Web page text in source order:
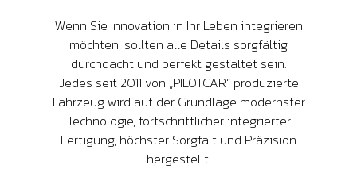
Wenn Sie Innovation in Ihr Leben integrieren
möchten, sollten alle Details sorgfältig
durchdacht und perfekt gestaltet sein.
Jedes seit 2011 von „PILOTCAR“ produzierte
Fahrzeug wird auf der Grundlage modernster
Technologie, fortschrittlicher integrierter
Fertigung, höchster Sorgfalt und Präzision
hergestellt.